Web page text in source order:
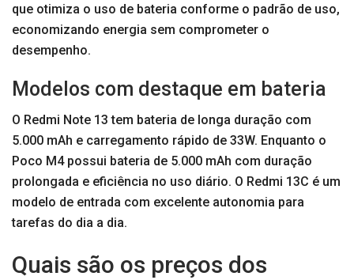
que otimiza o uso de bateria conforme o padrão de uso,
economizando energia sem comprometer o
desempenho.
Modelos com destaque em bateria
O Redmi Note 13 tem bateria de longa duração com
5.000 mAh e carregamento rápido de 33W. Enquanto o
Poco M4 possui bateria de 5.000 mAh com duração
prolongada e eficiência no uso diário. O Redmi 13C é um
modelo de entrada com excelente autonomia para
tarefas do dia a dia.
Quais são os preços dos